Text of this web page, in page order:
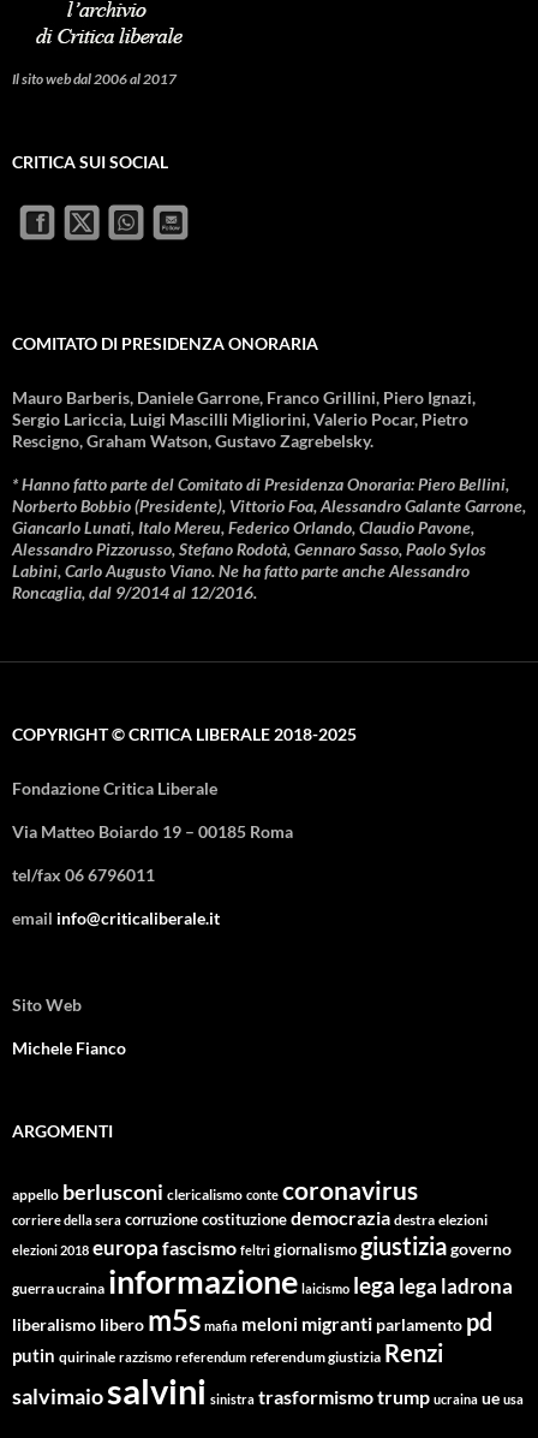
Il sito web dal 2006 al 2017
CRITICA SUI SOCIAL
COMITATO DI PRESIDENZA ONORARIA
Mauro Barberis, Daniele Garrone, Franco Grillini, Piero Ignazi,
Sergio Lariccia, Luigi Mascilli Migliorini, Valerio Pocar, Pietro
Rescigno, Graham Watson, Gustavo Zagrebelsky.
* Hanno fatto parte del Comitato di Presidenza Onoraria: Piero Bellini,
Norberto Bobbio (Presidente), Vittorio Foa, Alessandro Galante Garrone,
Giancarlo Lunati, Italo Mereu, Federico Orlando, Claudio Pavone,
Alessandro Pizzorusso, Stefano Rodotà, Gennaro Sasso, Paolo Sylos
Labini, Carlo Augusto Viano. Ne ha fatto parte anche Alessandro
Roncaglia, dal 9/2014 al 12/2016.
COPYRIGHT © CRITICA LIBERALE 2018-2025
Fondazione Critica Liberale
Via Matteo Boiardo 19 – 00185 Roma
tel/fax 06 6796011
email info@criticaliberale.it
Sito Web
Michele Fianco
ARGOMENTI
appello berlusconi clericalismo conte coronavirus
corriere della sera corruzionecostituzionedemocrazia destra elezioni
elezioni 2018 europa fascismo feltri giornalismogiustiziagoverno
guerra ucraina informazione laicismo lega lega ladrona
liberalismo libero m5s mafia meloni migranti parlamento pd
putin quirinale razzismo referendum referendum giustizia Renzi
salvimaiosalvini sinistra trasformismotrump ucraina ue usa